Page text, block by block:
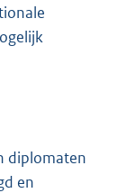
diplomaten
en